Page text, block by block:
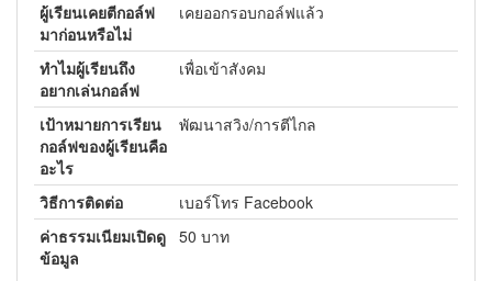
ผู้เรียนเคยตีกอล์ฟ
มาก่อนหรือไม่
เคยออกรอบกอล์ฟแล้ว
ทำไมผู้เรียนถึง
อยากเล่นกอล์ฟ
เพื่อเข้าสังคม
เป้าหมายการเรียน
กอล์ฟของผู้เรียนคือ
อะไร
พัฒนาสวิง/การตีไกล
วิธีการติดต่อ
เบอร์โทร Facebook
ค่าธรรมเนียมเปิดดู
ข้อมูล
50 บาท